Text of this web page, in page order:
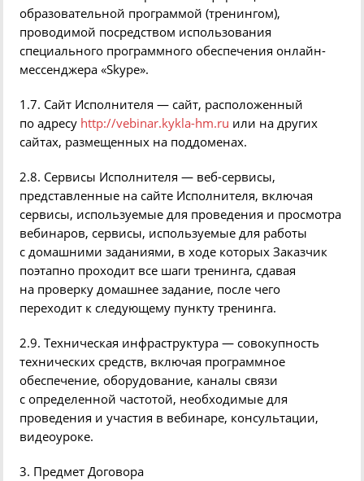
образовательной программой (тренингом),
проводимой посредством использования
специального программного обеспечения онлайн-
мессенджера «Skype».
1.7. Сайт Исполнителя — сайт, расположенный
по адресу http://vebinar.kykla-hm.ru или на других
сайтах, размещенных на поддоменах.
2.8. Сервисы Исполнителя — веб-сервисы,
представленные на сайте Исполнителя, включая
сервисы, используемые для проведения и просмотра
вебинаров, сервисы, используемые для работы
с домашними заданиями, в ходе которых Заказчик
поэтапно проходит все шаги тренинга, сдавая
на проверку домашнее задание, после чего
переходит к следующему пункту тренинга.
2.9. Техническая инфраструктура — совокупность
технических средств, включая программное
обеспечение, оборудование, каналы связи
с определенной частотой, необходимые для
проведения и участия в вебинаре, консультации,
видеоуроке.
3. Предмет Договора